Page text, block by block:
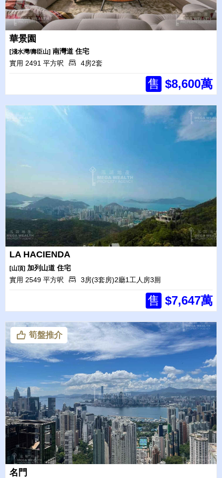
華景園
[淺水灣/壽臣山] 南灣道 住宅
實用 2491 平方呎
4房2套
售 $8,600萬
LA HACIENDA
[山頂] 加列山道 住宅
實用 2549 平方呎
3房(3套房)2廳1工人房3厠
售 $7,647萬
筍盤推介
名門